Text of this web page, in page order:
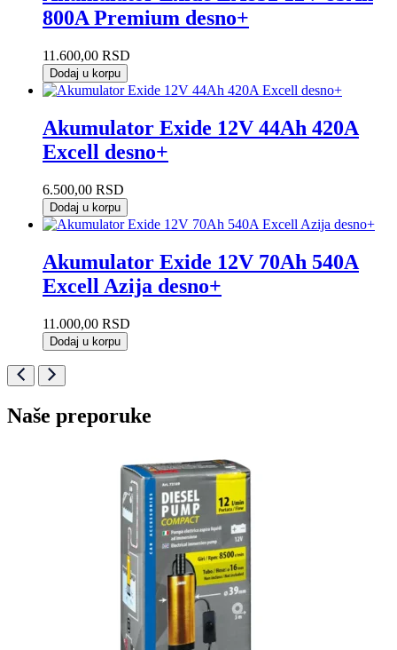
800A Premium desno+
11.600,00 RSD
Dodaj u korpu
Akumulator Exide 12V 44Ah 420A
Excell desno+
6.500,00 RSD
Dodaj u korpu
Akumulator Exide 12V 70Ah 540A
Excell Azija desno+
11.000,00 RSD
Dodaj u korpu
Naše preporuke